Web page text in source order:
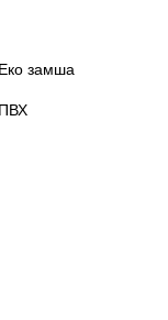
Еко замша
ПВХ